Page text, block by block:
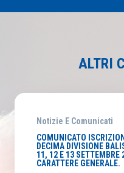
ALTRI
Notizie E Comunicati
COMUNICATO
DECIMA DIVISIONE
11, 12 E 13 SETTEMBRE
CARATTERE GENERALE.